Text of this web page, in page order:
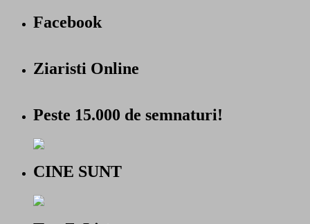
Facebook
Ziaristi Online
Peste 15.000 de semnaturi!
CINE SUNT